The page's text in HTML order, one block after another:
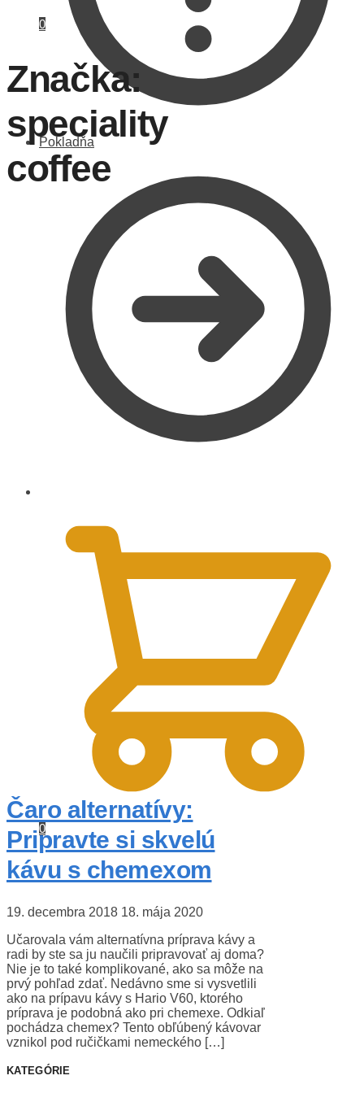
Pokladňa
0
0
Značka:
speciality
coffee
Čaro alternatívy:
Pripravte si skvelú
kávu s chemexom
19. decembra 2018 18. mája 2020
Učarovala vám alternatívna príprava kávy a
radi by ste sa ju naučili pripravovať aj doma?
Nie je to také komplikované, ako sa môže na
prvý pohľad zdať. Nedávno sme si vysvetlili
ako na prípavu kávy s Hario V60, ktorého
príprava je podobná ako pri chemexe. Odkiaľ
pochádza chemex? Tento obľúbený kávovar
vznikol pod ručičkami nemeckého […]
KATEGÓRIE